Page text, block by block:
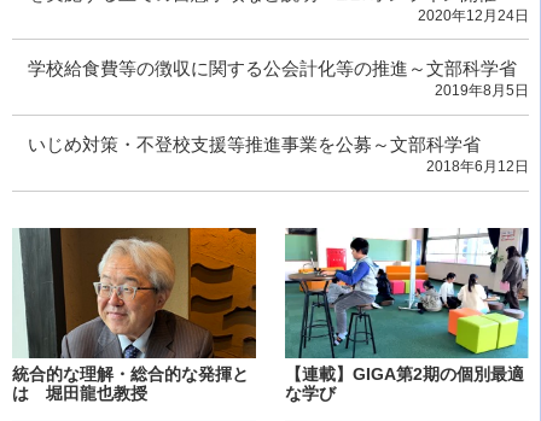
2020年12月24日
学校給食費等の徴収に関する公会計化等の推進～文部科学省
2019年8月5日
いじめ対策・不登校支援等推進事業を公募～文部科学省
2018年6月12日
統合的な理解・総合的な発揮と
は 堀田龍也教授
【連載】GIGA第2期の個別最適
な学び